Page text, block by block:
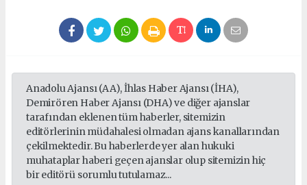
Anadolu Ajansı (AA), İhlas Haber Ajansı (İHA),
Demirören Haber Ajansı (DHA) ve diğer ajanslar
tarafından eklenen tüm haberler, sitemizin
editörlerinin müdahalesi olmadan ajans kanallarından
çekilmektedir. Bu haberlerde yer alan hukuki
muhataplar haberi geçen ajanslar olup sitemizin hiç
bir editörü sorumlu tutulamaz...